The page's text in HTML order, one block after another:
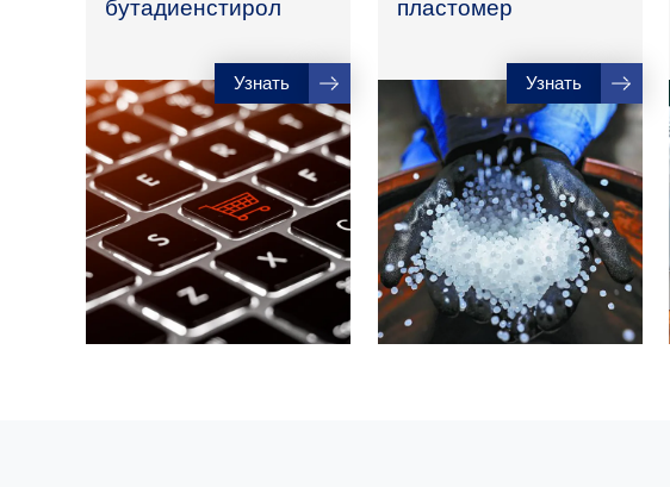
бутадиенстирол
Узнать
пластомер
Узнать